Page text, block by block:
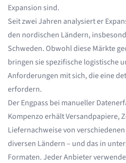
Expansion sind.
Seit zwei Jahren analysiert er
den nordischen Ländern,
Schweden. Obwohl diese Märkte
bringen sie spezifische logistische
Anforderungen mit sich, die eine
erfordern.
Der Engpass bei manueller
Kompenzo erhält Versandpapiere,
Liefernachweise von
diversen Ländern – und das in
Formaten. Jeder Anbieter